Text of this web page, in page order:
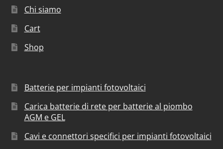
Chi siamo
Cart
Shop
Batterie per impianti fotovoltaici
Carica batterie di rete per batterie al piombo
AGM e GEL
Cavi e connettori specifici per impianti fotovoltaici